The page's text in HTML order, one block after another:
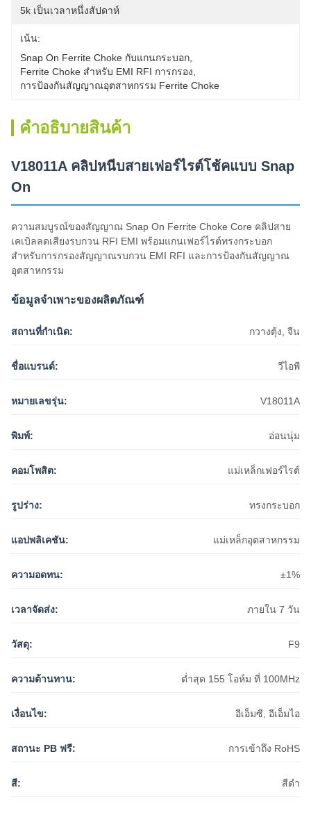
5k เป็นเวลาหนึ่งสัปดาห์
เน้น:
Snap On Ferrite Choke กับแกนกระบอก
Ferrite Choke สําหรับ EMI RFI การกรอง
การป้องกันสัญญาณอุตสาหกรรม Ferrite Choke
คําอธิบายสินค้า
V18011A คลิปหนีบสายเฟอร์ไรต์โช้คแบบ Snap
On
ความสมบูรณ์ของสัญญาณ Snap On Ferrite Choke Core คลิปสาย
เคเบิลลดเสียงรบกวน RFI EMI พร้อมแกนเฟอร์ไรต์ทรงกระบอก
สำหรับการกรองสัญญาณรบกวน EMI RFI และการป้องกันสัญญาณ
อุตสาหกรรม
ข้อมูลจำเพาะของผลิตภัณฑ์
สถานที่กำเนิด: กวางตุ้ง, จีน
ชื่อแบรนด์: วีไอพี
หมายเลขรุ่น: V18011A
พิมพ์: อ่อนนุ่ม
คอมโพสิต: แม่เหล็กเฟอร์ไรต์
รูปร่าง: ทรงกระบอก
แอปพลิเคชัน: แม่เหล็กอุตสาหกรรม
ความอดทน: ±1%
เวลาจัดส่ง: ภายใน 7 วัน
วัสดุ: F9
ความต้านทาน: ต่ำสุด 155 โอห์ม ที่ 100MHz
เงื่อนไข: อีเอ็มซี, อีเอ็มไอ
สถานะ PB ฟรี: การเข้าถึง RoHS
สี: สีดำ